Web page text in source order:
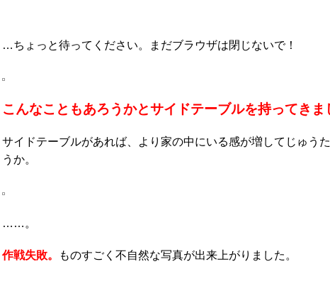
…ちょっと待ってください。まだブラウザは閉じないで！
こんなこともあろうかとサイドテーブルを持ってきま
サイドテーブルがあれば、より家の中にいる感が増してじゅう
うか。
……。
作戦失敗。 ものすごく不自然な写真が出来上がりました。